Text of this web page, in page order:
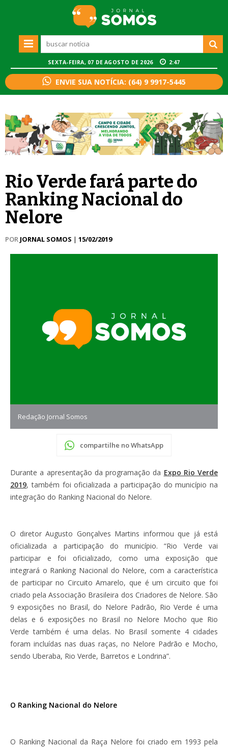
SEXTA-FEIRA, 07 DE AGOSTO DE 2026 2:47
ENVIE SUA NOTÍCIA: (64) 9 9917-5445
Rio Verde fará parte do
Ranking Nacional do
Nelore
POR JORNAL SOMOS | 15/02/2019
Redação Jornal Somos
compartilhe no WhatsApp
Durante a apresentação da programação da Expo Rio Verde
2019, também foi oficializada a participação do município na
integração do Ranking Nacional do Nelore.
O diretor Augusto Gonçalves Martins informou que já está
oficializada a participação do município. “Rio Verde vai
participar e foi oficializado, como uma exposição que
integrará o Ranking Nacional do Nelore, com a característica
de participar no Circuito Amarelo, que é um circuito que foi
criado pela Associação Brasileira dos Criadores de Nelore. São
9 exposições no Brasil, do Nelore Padrão, Rio Verde é uma
delas e 6 exposições no Brasil no Nelore Mocho que Rio
Verde também é uma delas. No Brasil somente 4 cidades
foram incluídas nas duas raças, no Nelore Padrão e Mocho,
sendo Uberaba, Rio Verde, Barretos e Londrina”.
O Ranking Nacional do Nelore
O Ranking Nacional da Raça Nelore foi criado em 1993 pela